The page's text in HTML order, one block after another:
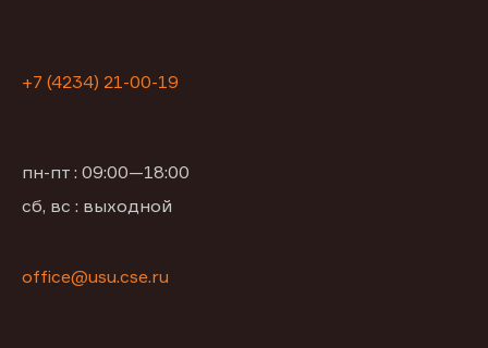
+7 (4234) 21-00-19
пн-пт : 09:00—18:00
сб, вс : выходной
office@usu.cse.ru